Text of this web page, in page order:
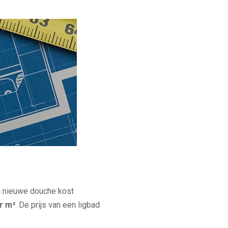
nieuwe douche kost
m². De prijs van een ligbad